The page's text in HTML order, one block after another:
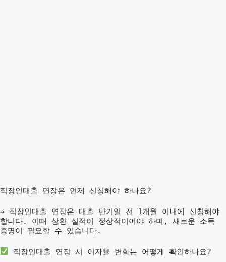
직장인대출 연장은 언제 신청해야 하나요?
→ 직장인대출 연장은 대출 만기일 전 1개월 이내에 신청해야
합니다. 이때 상환 실적이 정상적이어야 하며, 새로운 소득
증명이 필요할 수 있습니다.
직장인대출 연장 시 이자율 변화는 어떻게 확인하나요?